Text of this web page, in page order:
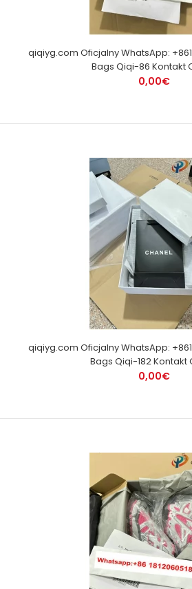
qiqiyg.com Oficjalny WhatsApp:
Bags Qiqi-86 Kontakt
0,00€
qiqiyg.com Oficjalny WhatsApp:
Bags Qiqi-182 Kontakt
0,00€